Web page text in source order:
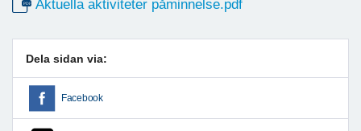
Aktuella aktiviteter påminnelse.pdf
Dela sidan via:
Facebook